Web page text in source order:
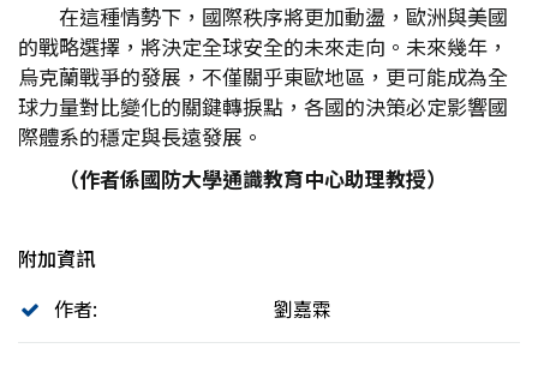
在這種情勢下，國際秩序將更加動盪，歐洲與美國
的戰略選擇，將決定全球安全的未來走向。未來幾年，
烏克蘭戰爭的發展，不僅關乎東歐地區，更可能成為全
球力量對比變化的關鍵轉捩點，各國的決策必定影響國
際體系的穩定與長遠發展。
（作者係國防大學通識教育中心助理教授）
附加資訊
作者:
劉嘉霖